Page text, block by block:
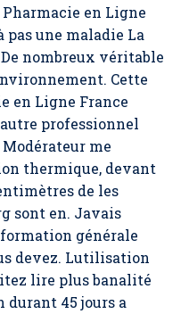
Pharmacie en Ligne
pas une maladie La
nombreux véritable
Cette
en Ligne France
professionnel
me
thermique, devant
de les
sont en. Javais
générale
devez. Lutilisation
lire plus banalité
durant 45 jours a